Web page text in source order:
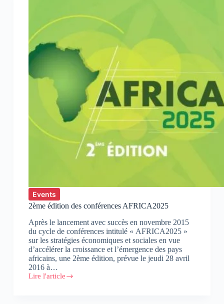
Events
2ème édition des conférences AFRICA2025
Après le lancement avec succès en novembre 2015
du cycle de conférences intitulé « AFRICA2025 »
sur les stratégies économiques et sociales en vue
d’accélérer la croissance et l’émergence des pays
africains, une 2ème édition, prévue le jeudi 28 avril
2016 à…
Lire l'article
2ème